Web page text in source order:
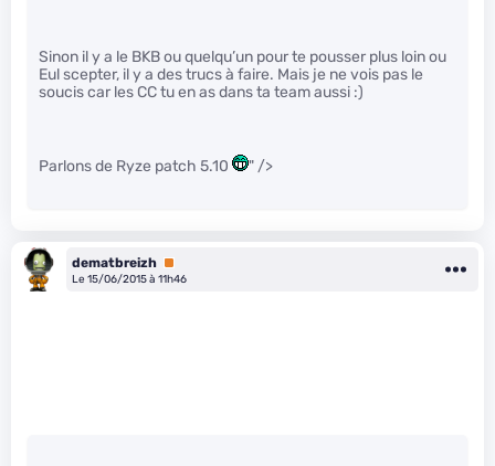
Sinon il y a le BKB ou quelqu’un pour te pousser plus loin ou
Eul scepter, il y a des trucs à faire. Mais je ne vois pas le
soucis car les CC tu en as dans ta team aussi :)
Parlons de Ryze patch 5.10 " />
dematbreizh Premium
Le 15/06/2015 à 11h46